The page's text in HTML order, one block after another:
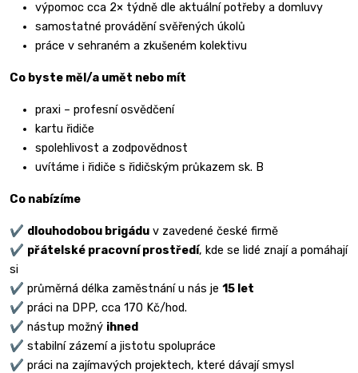
výpomoc cca 2× týdně dle aktuální potřeby a domluvy
samostatné provádění svěřených úkolů
práce v sehraném a zkušeném kolektivu
Co byste měl/a umět nebo mít
praxi – profesní osvědčení
kartu řidiče
spolehlivost a zodpovědnost
uvítáme i řidiče s řidičským průkazem sk. B
Co nabízíme
✔️ dlouhodobou brigádu v zavedené české firmě
✔️ přátelské pracovní prostředí, kde se lidé znají a pomáhají
si
✔️ průměrná délka zaměstnání u nás je 15 let
✔️ práci na DPP, cca 170 Kč/hod.
✔️ nástup možný ihned
✔️ stabilní zázemí a jistotu spolupráce
✔️ práci na zajímavých projektech, které dávají smysl